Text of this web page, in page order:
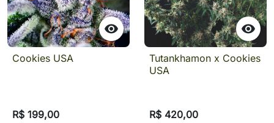

Cookies USA
R$ 199,00

Tutankhamon x Cookies
USA
R$ 420,00